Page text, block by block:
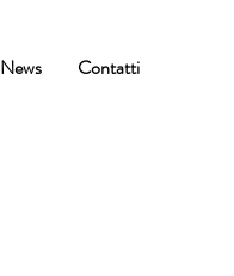
News Contatti